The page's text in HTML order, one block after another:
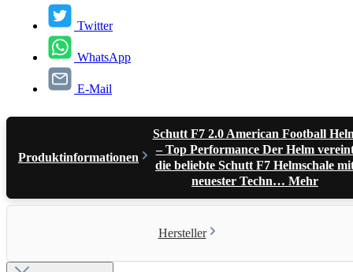
Twitter
WhatsApp
E-Mail
Produktinformationen
Schutt F7 2.0 American Football
– Top Performance Der Helm
die beliebte Schutt F7 Helmschale
neuester Techn… Mehr
Hersteller